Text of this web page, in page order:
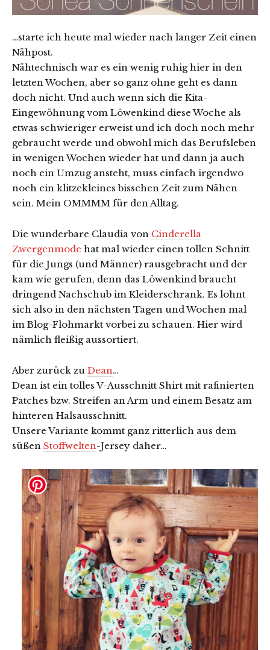
…starte ich heute mal wieder nach langer Zeit einen
Nähpost.
Nähtechnisch war es ein wenig ruhig hier in den
letzten Wochen, aber so ganz ohne geht es dann
doch nicht. Und auch wenn sich die Kita-
Eingewöhnung vom Löwenkind diese Woche als
etwas schwieriger erweist und ich doch noch mehr
gebraucht werde und obwohl mich das Berufsleben
in wenigen Wochen wieder hat und dann ja auch
noch ein Umzug ansteht, muss einfach irgendwo
noch ein klitzekleines bisschen Zeit zum Nähen
sein. Mein OMMMM für den Alltag.
Die wunderbare Claudia von Cinderella
Zwergenmode hat mal wieder einen tollen Schnitt
für die Jungs (und Männer) rausgebracht und der
kam wie gerufen, denn das Löwenkind braucht
dringend Nachschub im Kleiderschrank. Es lohnt
sich also in den nächsten Tagen und Wochen mal
im Blog-Flohmarkt vorbei zu schauen. Hier wird
nämlich fleißig aussortiert.
Aber zurück zu Dean…
Dean ist ein tolles V-Ausschnitt Shirt mit rafinierten
Patches bzw. Streifen an Arm und einem Besatz am
hinteren Halsausschnitt.
Unsere Variante kommt ganz ritterlich aus dem
süßen Stoffwelten-Jersey daher…